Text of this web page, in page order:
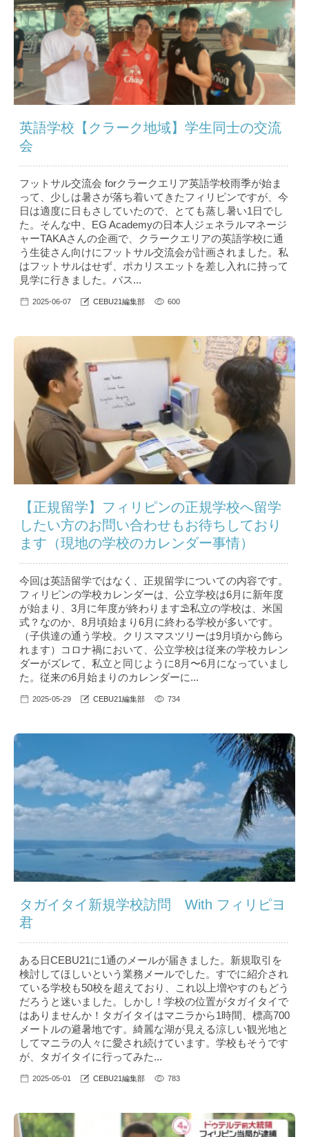
英語学校【クラーク地域】学生同士の交流
会
フットサル交流会 forクラークエリア英語学校雨季が始ま
って、少しは暑さが落ち着いてきたフィリピンですが、今
日は適度に日もさしていたので、とても蒸し暑い1日でし
た。そんな中、EG Academyの日本人ジェネラルマネージ
ャーTAKAさんの企画で、クラークエリアの英語学校に通
う生徒さん向けにフットサル交流会が計画されました。私
はフットサルはせず、ポカリスエットを差し入れに持って
見学に行きました。バス...
2025-06-07 CEBU21編集部 600
【正規留学】フィリピンの正規学校へ留学
したい方のお問い合わせもお待ちしており
ます（現地の学校のカレンダー事情）
今回は英語留学ではなく、正規留学についての内容です。
フィリピンの学校カレンダーは、公立学校は6月に新年度
が始まり、3月に年度が終わります⛱私立の学校は、米国
式？なのか、8月頃始まり6月に終わる学校が多いです。
（子供達の通う学校。クリスマスツリーは9月頃から飾ら
れます）コロナ禍において、公立学校は従来の学校カレン
ダーがズレて、私立と同じように8月〜6月になっていまし
た。従来の6月始まりのカレンダーに...
2025-05-29 CEBU21編集部 734
タガイタイ新規学校訪問 With フィリピヨ
君
ある日CEBU21に1通のメールが届きました。新規取引を
検討してほしいという業務メールでした。すでに紹介され
ている学校も50校を超えており、これ以上増やすのもどう
だろうと迷いました。しかし！学校の位置がタガイタイで
はありませんか！タガイタイはマニラから1時間、標高700
メートルの避暑地です。綺麗な湖が見える涼しい観光地と
してマニラの人々に愛され続けています。学校もそうです
が、タガイタイに行ってみた...
2025-05-01 CEBU21編集部 783